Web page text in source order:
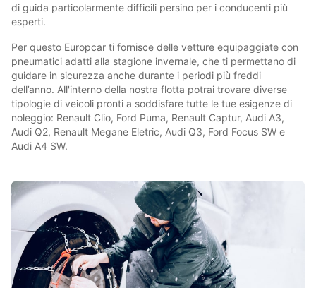
di guida particolarmente difficili persino per i conducenti più
esperti.
Per questo Europcar ti fornisce delle vetture equipaggiate con
pneumatici adatti alla stagione invernale, che ti permettano di
guidare in sicurezza anche durante i periodi più freddi
dell’anno. All'interno della nostra flotta potrai trovare diverse
tipologie di veicoli pronti a soddisfare tutte le tue esigenze di
noleggio: Renault Clio, Ford Puma, Renault Captur, Audi A3,
Audi Q2, Renault Megane Eletric, Audi Q3, Ford Focus SW e
Audi A4 SW.